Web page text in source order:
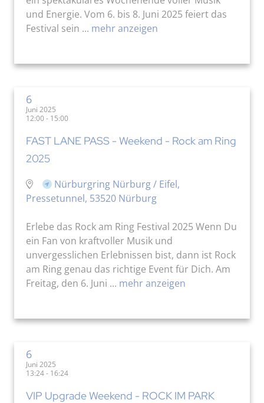
und Energie. Vom 6. bis 8. Juni 2025 feiert das
Festival sein ... mehr anzeigen
6
Juni 2025
12:00 - 15:00
FAST LANE PASS - Weekend - Rock am Ring
2025
Nürburgring Nürburg / Eifel,
Pressetunnel, 53520 Nürburg
Erlebe das Rock am Ring Festival 2025 Wenn Du
ein Fan von kraftvoller Musik und
unvergesslichen Erlebnissen bist, dann ist Rock
am Ring genau das richtige Event für Dich. Am
Freitag, den 6. Juni ... mehr anzeigen
6
Juni 2025
13:24 - 16:24
VIP Upgrade Weekend - ROCK IM PARK